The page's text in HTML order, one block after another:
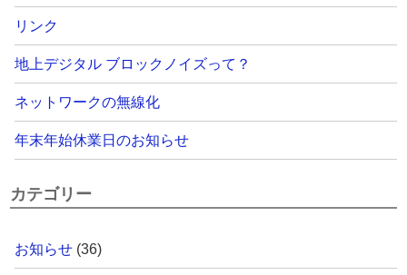
リンク
地上デジタル ブロックノイズって？
ネットワークの無線化
年末年始休業日のお知らせ
カテゴリー
お知らせ (36)